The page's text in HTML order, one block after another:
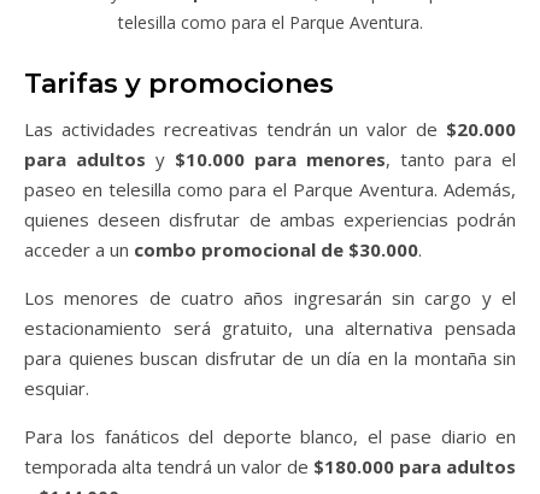
telesilla como para el Parque Aventura.
Tarifas y promociones
Las actividades recreativas tendrán un valor de $20.000
para adultos y $10.000 para menores, tanto para el
paseo en telesilla como para el Parque Aventura. Además,
quienes deseen disfrutar de ambas experiencias podrán
acceder a un combo promocional de $30.000.
Los menores de cuatro años ingresarán sin cargo y el
estacionamiento será gratuito, una alternativa pensada
para quienes buscan disfrutar de un día en la montaña sin
esquiar.
Para los fanáticos del deporte blanco, el pase diario en
temporada alta tendrá un valor de $180.000 para adultos